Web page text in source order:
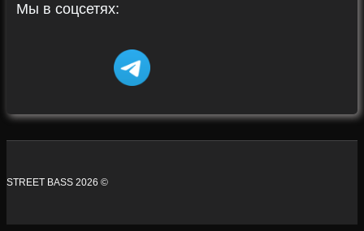
Мы в соцсетях:
STREET BASS 2026 ©